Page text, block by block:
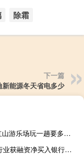
除霜
下一篇
新能源冬天省电多少
南京红山游乐场玩一趟要多少钱
21个行业获融资净买入银行行业获净买入最多